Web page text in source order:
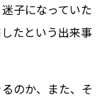
子になっていた
たという出来事
のか、また、そ